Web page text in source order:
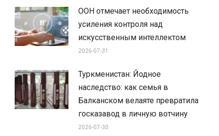
ООН отмечает необходимость
усиления контроля над
искусственным интеллектом
2026-07-31
Туркменистан: Йодное
наследство: как семья в
Балканском велаяте превратила
госказавод в личную вотчину
2026-07-30